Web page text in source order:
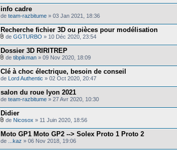
info cadre
de team-razbitume » 03 Jan 2021, 18:36
Recherche fichier 3D ou pièces pour modélisation
de GGTURBO » 10 Déc 2020, 23:54
Dossier 3D RIRITREP
de tibpikman » 09 Nov 2020, 18:09
Clé à choc électrique, besoin de conseil
de Lord Authentic » 02 Oct 2020, 20:47
salon du roue lyon 2021
de team-razbitume » 27 Avr 2020, 10:30
Didier
de Nicosox » 11 Juin 2020, 18:56
Moto GP1 Moto GP2 --> Solex Proto 1 Proto 2
de ...kaz » 06 Nov 2018, 19:06